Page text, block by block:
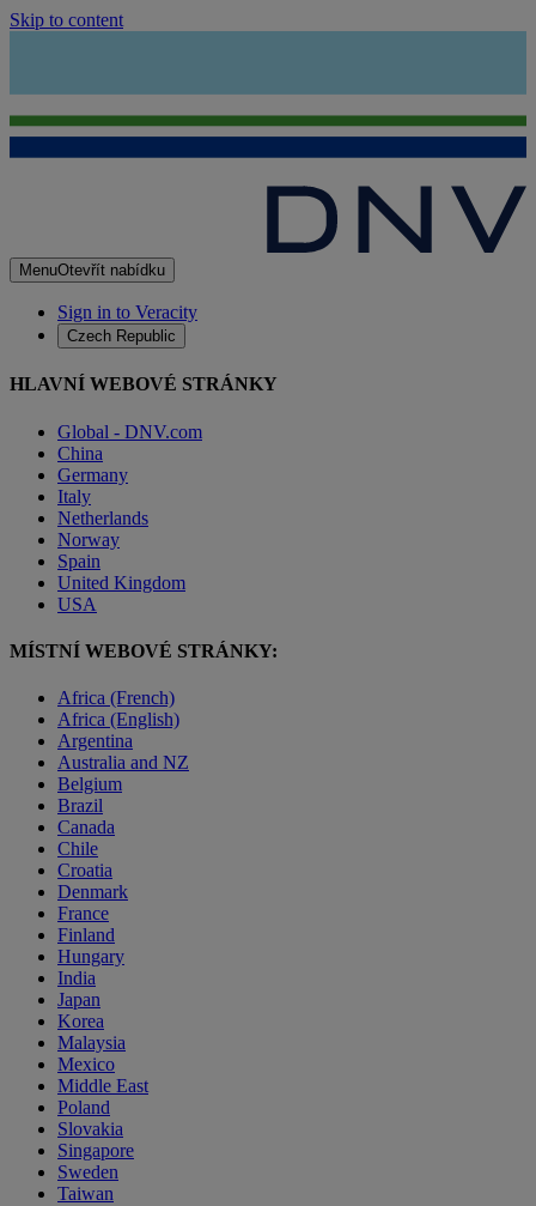
Skip to content
MenuOtevřít nabídku
Sign in to Veracity
Czech Republic
HLAVNÍ WEBOVÉ STRÁNKY
Global - DNV.com
China
Germany
Italy
Netherlands
Norway
Spain
United Kingdom
USA
MÍSTNÍ WEBOVÉ STRÁNKY:
Africa (French)
Africa (English)
Argentina
Australia and NZ
Belgium
Brazil
Canada
Chile
Croatia
Denmark
France
Finland
Hungary
India
Japan
Korea
Malaysia
Mexico
Middle East
Poland
Slovakia
Singapore
Sweden
Taiwan